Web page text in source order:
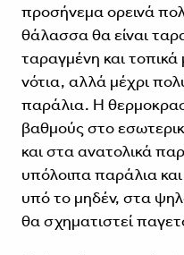
προσήνεμα ορεινά
θάλασσα θα είναι
ταραγμένη και
νότια, αλλά μέχρι
παράλια. Η
βαθμούς στο
και στα ανατολικά
υπόλοιπα παράλια
υπό το μηδέν, στα
θα σχηματιστεί